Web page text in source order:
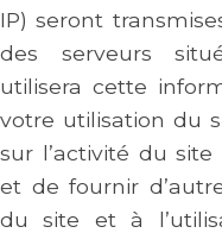
IP) seront
des serveurs
utilisera cette
votre utilisation du
sur l’activité du
et de fournir
du site et à